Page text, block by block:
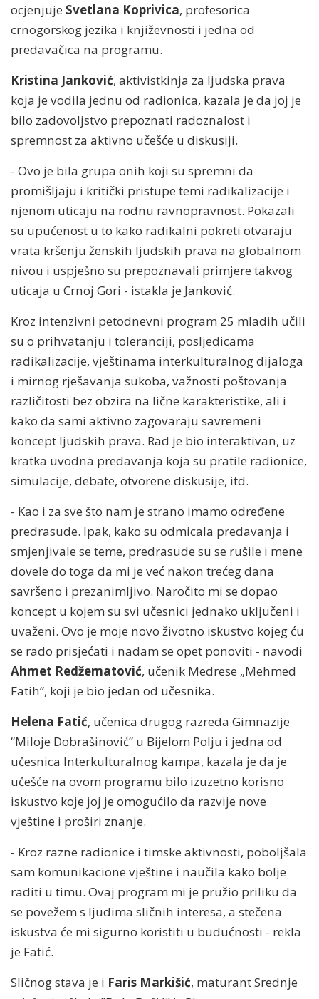
ocjenjuje Svetlana Koprivica, profesorica
crnogorskog jezika i književnosti i jedna od
predavačica na programu.
Kristina Janković, aktivistkinja za ljudska prava
koja je vodila jednu od radionica, kazala je da joj je
bilo zadovoljstvo prepoznati radoznalost i
spremnost za aktivno učešće u diskusiji.
- Ovo je bila grupa onih koji su spremni da
promišljaju i kritički pristupe temi radikalizacije i
njenom uticaju na rodnu ravnopravnost. Pokazali
su upućenost u to kako radikalni pokreti otvaraju
vrata kršenju ženskih ljudskih prava na globalnom
nivou i uspješno su prepoznavali primjere takvog
uticaja u Crnoj Gori - istakla je Janković.
Kroz intenzivni petodnevni program 25 mladih učili
su o prihvatanju i toleranciji, posljedicama
radikalizacije, vještinama interkulturalnog dijaloga
i mirnog rješavanja sukoba, važnosti poštovanja
različitosti bez obzira na lične karakteristike, ali i
kako da sami aktivno zagovaraju savremeni
koncept ljudskih prava. Rad je bio interaktivan, uz
kratka uvodna predavanja koja su pratile radionice,
simulacije, debate, otvorene diskusije, itd.
- Kao i za sve što nam je strano imamo određene
predrasude. Ipak, kako su odmicala predavanja i
smjenjivale se teme, predrasude su se rušile i mene
dovele do toga da mi je već nakon trećeg dana
savršeno i prezanimljivo. Naročito mi se dopao
koncept u kojem su svi učesnici jednako uključeni i
uvaženi. Ovo je moje novo životno iskustvo kojeg ću
se rado prisjećati i nadam se opet ponoviti - navodi
Ahmet Redžematović, učenik Medrese „Mehmed
Fatih“, koji je bio jedan od učesnika.
Helena Fatić, učenica drugog razreda Gimnazije
“Miloje Dobrašinović” u Bijelom Polju i jedna od
učesnica Interkulturalnog kampa, kazala je da je
učešće na ovom programu bilo izuzetno korisno
iskustvo koje joj je omogućilo da razvije nove
vještine i proširi znanje.
- Kroz razne radionice i timske aktivnosti, poboljšala
sam komunikacione vještine i naučila kako bolje
raditi u timu. Ovaj program mi je pružio priliku da
se povežem s ljudima sličnih interesa, a stečena
iskustva će mi sigurno koristiti u budućnosti - rekla
je Fatić.
Sličnog stava je i Faris Markišić, maturant Srednje